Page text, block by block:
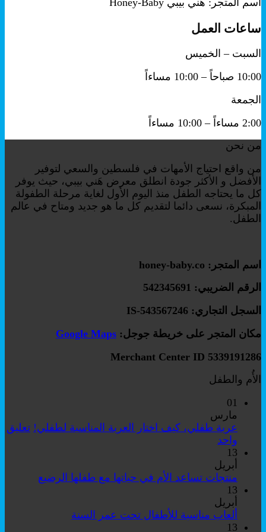
ساعات العمل
السبت – الخميس
10:00 صباحاً – 10:00 مساءاً
الجمعة
2:00 مساءاً – 10:00 مساءاً
من نحن
من واقع احتياج الأمهات في فلسطين والسعي لتوفير
الأفضل و الأكثر جودة انطلق معرض هَني بيبي، حيث يوفر
كل ما يحتاجه الطفل منذ اليوم الأول لغاية مرحلة الطفولة
المبكرة، نسعى دائما لتقديم كل ما هو جديد ومتاح في عالم
الطفل.
اسم المتجر: honey-baby.co
الرقم الضريبي: 542345691
السجل التجاري: IS-543567246
مكان المتجر على خريطة جوجل: Google Maps
Merchant Center ID 5339191286
الأُم والطفل
01
مارس
عربة طفلي، كيف اختار العربة المناسبة لطفلي! تعليق
واحد
طفلي،
كيف
العربة
المناسبة
13
أبريل
منتجات تساعد الأم في حياتها مع طفلها الرضيع
13
أبريل
ألعاب مناسبة للأطفال تحت عمر السنة
13